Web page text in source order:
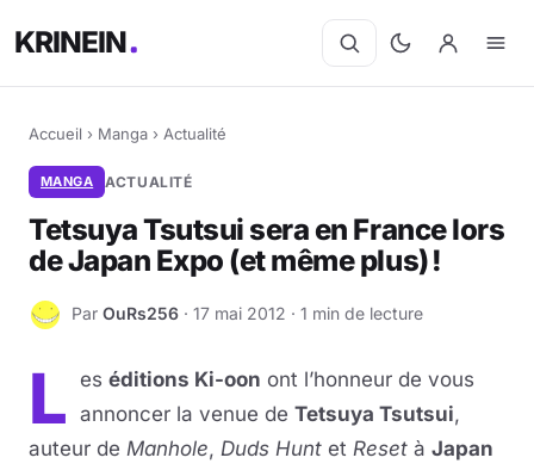
KRINEIN
Accueil › Manga › Actualité
MANGA ACTUALITÉ
Tetsuya Tsutsui sera en France lors
de Japan Expo (et même plus) !
O Par OuRs256 · 17 mai 2012 · 1 min de lecture
L es éditions Ki-oon ont l’honneur de vous
annoncer la venue de Tetsuya Tsutsui,
auteur de Manhole, Duds Hunt et Reset à Japan